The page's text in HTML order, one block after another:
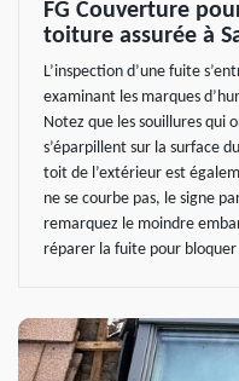
FG Couverture
toiture assurée à
L’inspection d’une fuite
examinant les marques
Notez que les souillures qui
s’éparpillent sur la surface
toit de l’extérieur est
ne se courbe pas, le signe
remarquez le moindre
réparer la fuite pour bloquer